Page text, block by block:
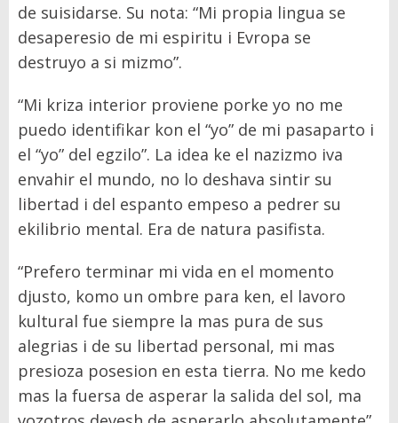
de suisidarse. Su nota: “Mi propia lingua se
desaperesio de mi espiritu i Evropa se
destruyo a si mizmo”.
“Mi kriza interior proviene porke yo no me
puedo identifikar kon el “yo” de mi pasaparto i
el “yo” del egzilo”. La idea ke el nazizmo iva
envahir el mundo, no lo deshava sintir su
libertad i del espanto empeso a pedrer su
ekilibrio mental. Era de natura pasifista.
“Prefero terminar mi vida en el momento
djusto, komo un ombre para ken, el lavoro
kultural fue siempre la mas pura de sus
alegrias i de su libertad personal, mi mas
presioza posesion en esta tierra. No me kedo
mas la fuersa de asperar la salida del sol, ma